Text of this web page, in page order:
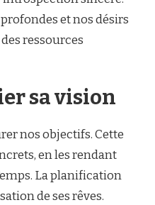
et nos désirs
des ressources
sa vision
nos objectifs. Cette
en les rendant
La planification
de ses rêves.